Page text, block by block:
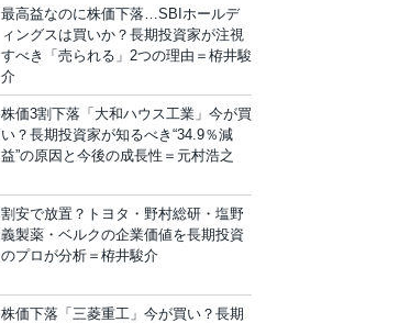
最高益なのに株価下落…SBIホールデ
ィングスは買いか？長期投資家が注視
すべき「売られる」2つの理由＝栫井駿
介
株価3割下落「大和ハウス工業」今が買
い？長期投資家が知るべき“34.9％減
益”の原因と今後の成長性＝元村浩之
割安で放置？トヨタ・野村総研・塩野
義製薬・ベルクの企業価値を長期投資
のプロが分析＝栫井駿介
株価下落「三菱重工」今が買い？長期